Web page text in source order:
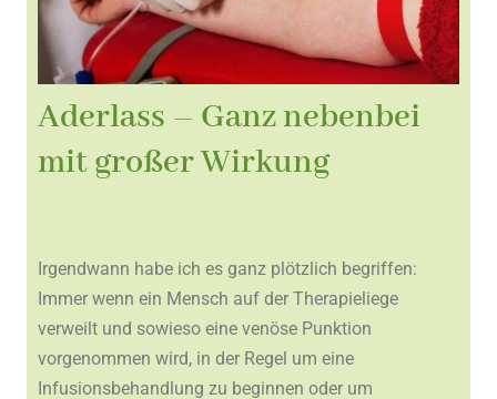
Aderlass – Ganz nebenbei
mit großer Wirkung
Irgendwann habe ich es ganz plötzlich begriffen:
Immer wenn ein Mensch auf der Therapieliege
verweilt und sowieso eine venöse Punktion
vorgenommen wird, in der Regel um eine
Infusionsbehandlung zu beginnen oder um